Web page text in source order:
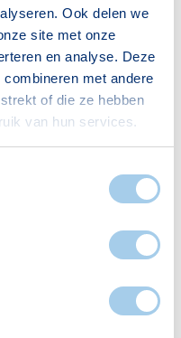
Ook delen we
site met onze
en analyse. Deze
met andere
of die ze hebben
van hun services.
over je
bij
je
ook nodig
je er voor dat
hebben over